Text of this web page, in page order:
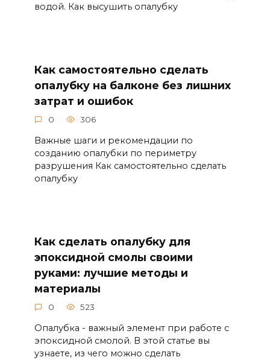
водой. Как высушить опалубку
Как самостоятельно сделать
опалубку на балконе без лишних
затрат и ошибок
0 306
Важные шаги и рекомендации по
созданию опалубки по периметру
разрушения Как самостоятельно сделать
опалубку
Как сделать опалубку для
эпоксидной смолы своими
руками: лучшие методы и
материалы
0 523
Опалубка - важный элемент при работе с
эпоксидной смолой. В этой статье вы
узнаете, из чего можно сделать